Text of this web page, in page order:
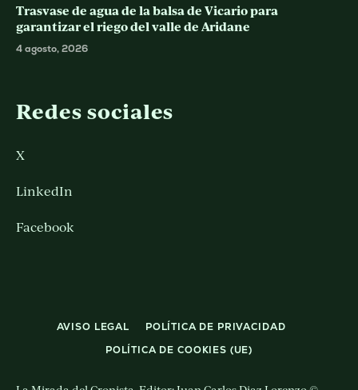
Trasvase de agua de la balsa de Vicario para
garantizar el riego del valle de Aridane
4 agosto, 2026
Redes sociales
X
LinkedIn
Facebook
AVISO LEGAL
POLÍTICA DE PRIVACIDAD
POLÍTICA DE COOKIES (UE)